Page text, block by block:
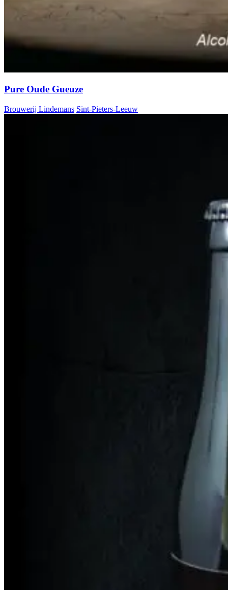
Pure Oude Gueuze
Brouwerij Lindemans Sint-Pieters-Leeuw